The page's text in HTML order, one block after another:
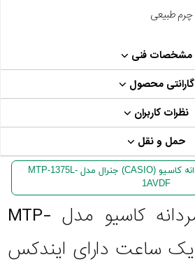
چرم طبیعی
مشخصات فنی
گارانتی محصول
نظرات کاربران
حمل و نقل
ویدئوها ساعت مچی مردانه کاسیو (CASIO) جنرال مدل MTP-1375L-
1AVDF
ساعت مچی مردانه کاسیو مدل MTP-
1375L-1AVDF یک ساعت دارای ایندکس